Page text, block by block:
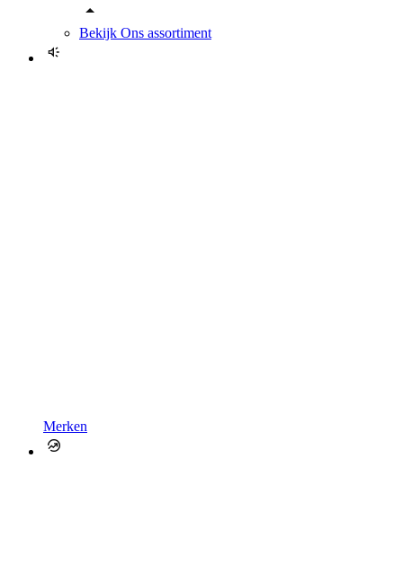
Bekijk Ons assortiment
Merken